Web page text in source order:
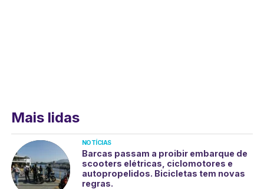
Mais lidas
NOTÍCIAS
Barcas passam a proibir embarque de
scooters elétricas, ciclomotores e
autopropelidos. Bicicletas tem novas
regras.